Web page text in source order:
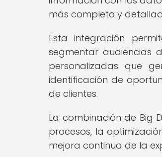
más completo y
Esta integración
segmentar audiencias
personalizadas que
identificación de
de clientes.
La combinación de Big
procesos, la
mejora continua de la